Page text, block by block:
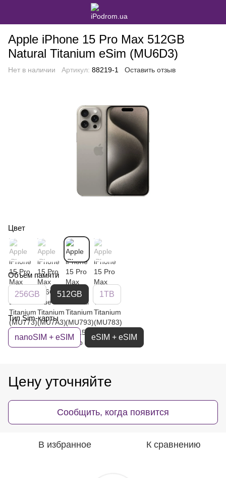
Apple iPhone 15 Pro Max 512GB
Natural Titanium eSim (MU6D3)
Нет в наличии Артикул: 88219-1 Оставить отзыв
Цвет
Объем памяти
256GB 512GB 1TB
Тип Sim-карты
nanoSIM + eSIM eSIM + eSIM
Цену уточняйте
Сообщить, когда появится
В избранное К сравнению